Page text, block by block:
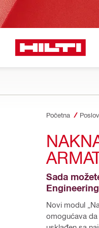
Početna
Sada
Novi modul
omogućava da